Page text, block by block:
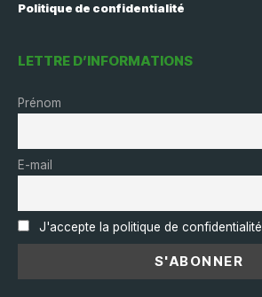
Politique de confidentialité
LETTRE D’INFORMATIONS
Prénom
E-mail
J'accepte la politique de confidentialité